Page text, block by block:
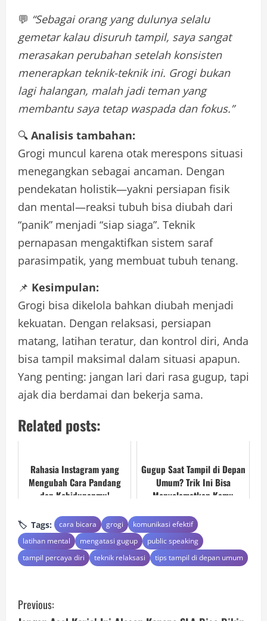
💬 “Sebagai orang yang dulunya selalu
gemetar kalau disuruh tampil, saya sangat
merasakan perubahan setelah konsisten
menerapkan teknik-teknik ini. Grogi bukan
lagi halangan, malah jadi teman yang
membantu saya tetap waspada dan fokus.”
🔍 Analisis tambahan:
Grogi muncul karena otak merespons situasi
menegangkan sebagai ancaman. Dengan
pendekatan holistik—yakni persiapan fisik
dan mental—reaksi tubuh bisa diubah dari
“panik” menjadi “siap siaga”. Teknik
pernapasan mengaktifkan sistem saraf
parasimpatik, yang membuat tubuh tenang.
📌 Kesimpulan:
Grogi bisa dikelola bahkan diubah menjadi
kekuatan. Dengan relaksasi, persiapan
matang, latihan teratur, dan kontrol diri, Anda
bisa tampil maksimal dalam situasi apapun.
Yang penting: jangan lari dari rasa gugup, tapi
ajak dia berdamai dan bekerja sama.
Related posts:
Rahasia Instagram yang
Mengubah Cara Pandang
dan Kehidupanmu!
Gugup Saat Tampil di Depan
Umum? Trik Ini Bisa
Menyelamatkan Kamu
Tags: cara bicara grogi
komunikasi efektif
latihan mental
mengatasi gugup
public speaking
tampil percaya diri
teknik relaksasi tips tampil di depan umum
C
Previous: